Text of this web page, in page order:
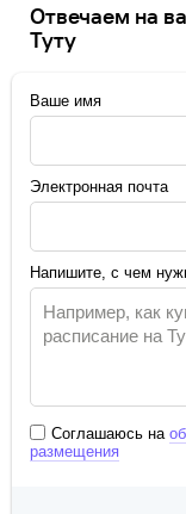
Отвечаем на
Туту
Ваше имя
Электронная почта
Напишите, с чем
Соглашаюсь на
размещения